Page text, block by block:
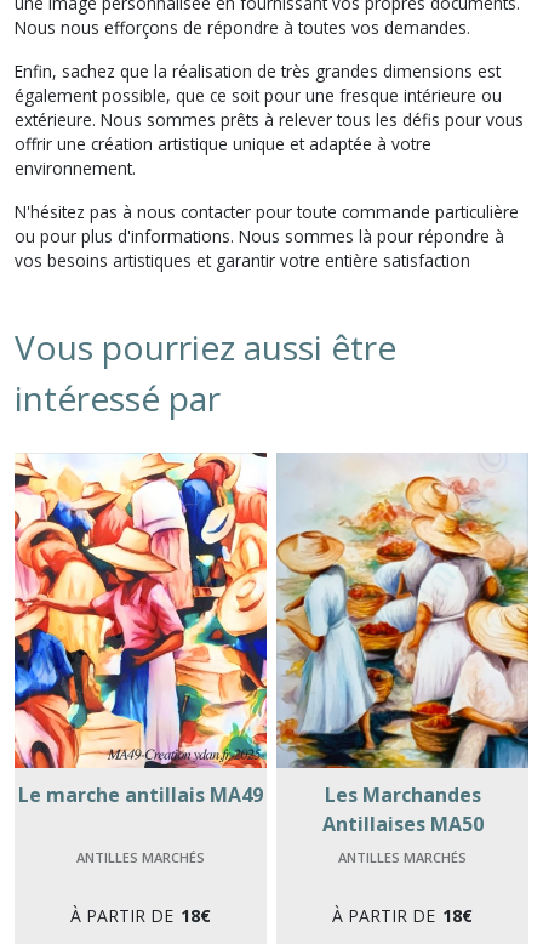
Nous nous efforçons de répondre à toutes vos demandes.
Enfin, sachez que la réalisation de très grandes dimensions est
également possible, que ce soit pour une fresque intérieure ou
extérieure. Nous sommes prêts à relever tous les défis pour vous
offrir une création artistique unique et adaptée à votre
environnement.
N'hésitez pas à nous contacter pour toute commande particulière
ou pour plus d'informations. Nous sommes là pour répondre à
vos besoins artistiques et garantir votre entière satisfaction
Vous pourriez aussi être
intéressé par
Le marche antillais MA49
ANTILLES MARCHÉS
À PARTIR DE 18€
Les Marchandes
Antillaises MA50
ANTILLES MARCHÉS
À PARTIR DE 18€